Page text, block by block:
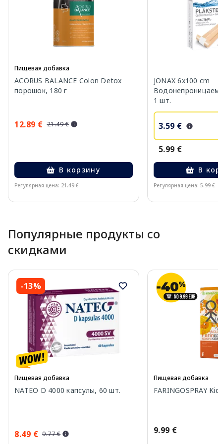
Пищевая добавка
ACORUS BALANCE Colon Detox
порошок, 180 г
12.89 € 21.49 €
В корзину
Регулярная цена: 21.49 €
JONAX 6x100 cm
1 шт.
3.59 €
5.99 €
В
Регулярная цена: 5.99 €
Популярные продукты со
скидками
-13%
Пищевая добавка
NATEO D 4000 капсулы, 60 шт.
8.49 € 9.77 €
Пищевая добавка
FARINGOSPRAY
9.99 €